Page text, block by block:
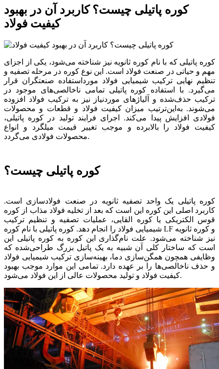
کوره پاتیلی چیست؟ کاربرد آن در بهبود
کیفیت فولاد
کوره پاتیلی که با نام کوره ثانویه نیز شناخته می‌شود، یکی از اجزای
مهم و حیاتی در صنعت فولاد است. این نوع کوره در مرحله تصفیه و
تنظیم نهایی ترکیب شیمیایی فولاد مورداستفاده صنعتگران قرار
می‌گیرد. با استفاده کوره پاتیلی تمامی ناخالصی‌های موجود در
ترکیب حذف‌شده و آلیاژهای موردنیاز نیز به ترکیب فولاد افزوده
می‌شوند. به‌این‌ترتیب میزان کیفیت فولاد و قطعات و محصولات
فولادی افزایش پیدا می‌کند. اجرای فرایند تولید در کوره پاتیلی،
کیفیت فولاد را بالابرده و موجب تغییر قیمت میلگرد و انواع
محصولات فولادی می‌گردد.
کوره پاتیلی چیست؟
کوره پاتیلی یک واحد تصفیه ثانویه در صنعت فولادسازی است.
کاربرد اصلی این کوره این است که بعد از تخلیه فولاد مذاب از کوره
قوس الکتریکی یا کوره القایی، عملیات تصفیه و تنظیم ترکیب
شیمیایی فولاد را انجام دهد. کوره پاتیلی با نام کوره LF و کوره ثانویه
نیز شناخته می‌شود. علت نام‌گذاری این کوره به کوره پاتیلی این
است که ساختار کلی آن شبیه به یک پاتیل بزرگ طراحی‌شده که
وظایفی همچون همگن‌سازی دما، بهینه‌سازی ترکیب شیمیایی فولاد
و حذف ناخالصی‌ها را بر عهده دارد. تمامی این موارد موجب بهبود
کیفیت فولاد و تولید محصولات عالی از این فولاد می‌شود.